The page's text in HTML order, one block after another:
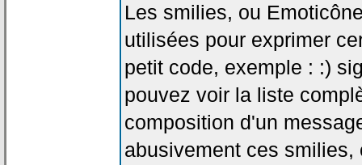
Les smilies, ou
utilisées pour exprimer
petit code, exemple : :)
pouvez voir la liste
composition d'un
abusivement ces